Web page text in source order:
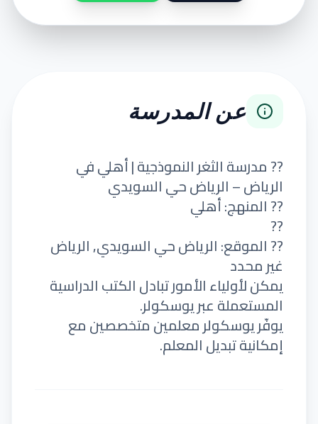
عن المدرسة
?? مدرسة الثغر النموذجية | أهلي في
الرياض – الرياض حي السويدي
?? المنهج: أهلي
??
?? الموقع: الرياض حي السويدي, الرياض
غير محدد
يمكن لأولياء الأمور تبادل الكتب الدراسية
المستعملة عبر يوسكولر.
يوفّر يوسكولر معلمين متخصصين مع
إمكانية تبديل المعلم.